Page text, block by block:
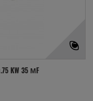
KW 35 ΜF